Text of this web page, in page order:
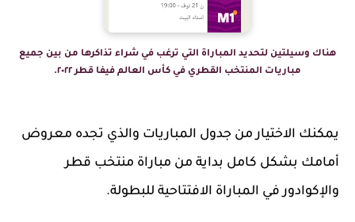
هناك وسيلتين لتحديد المباراة التي ترغب في شراء تذاكرها من بين جميع
مباريات المنتخب القطري في كأس العالم فيفا قطر ٢٠٢٢.
يمكنك الاختيار من جدول المباريات والذي تجده معروض
أمامك بشكل كامل بداية من مباراة منتخب قطر
والإكوادور في المباراة الافتتاحية للبطولة.